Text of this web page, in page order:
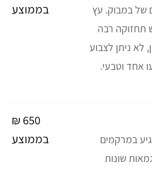
של במבוק. עץ
תחזוקה רבה
לא ניתן לצבוע
אחד וטבעי.
בממוצע
במרקמים
שונות
650 ₪
בממוצע